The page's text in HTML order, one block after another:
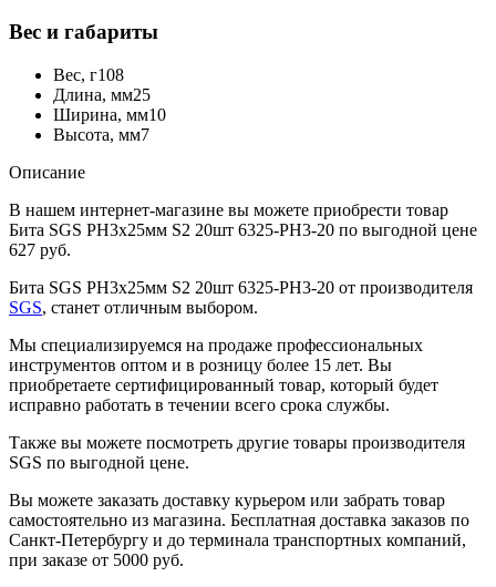
Вес и габариты
Вес, г108
Длина, мм25
Ширина, мм10
Высота, мм7
Описание
В нашем интернет-магазине вы можете приобрести товар
Бита SGS PH3х25мм S2 20шт 6325-PH3-20 по выгодной цене
627 руб.
Бита SGS PH3х25мм S2 20шт 6325-PH3-20 от производителя
SGS, станет отличным выбором.
Мы специализируемся на продаже профессиональных
инструментов оптом и в розницу более 15 лет. Вы
приобретаете сертифицированный товар, который будет
исправно работать в течении всего срока службы.
Также вы можете посмотреть другие товары производителя
SGS по выгодной цене.
Вы можете заказать доставку курьером или забрать товар
самостоятельно из магазина. Бесплатная доставка заказов по
Санкт-Петербургу и до терминала транспортных компаний,
при заказе от 5000 руб.